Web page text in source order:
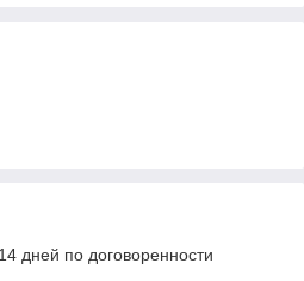
дней по договоренности